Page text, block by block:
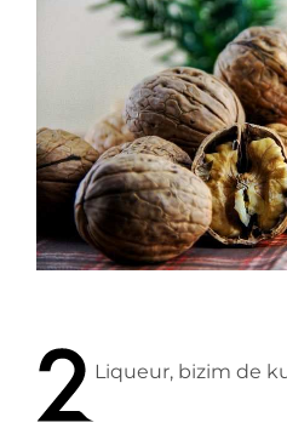
Liqueur, bizim de